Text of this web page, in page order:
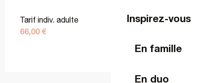
Inspirez-vous
En famille
En duo
Tarif indiv. adulte
66,00 €